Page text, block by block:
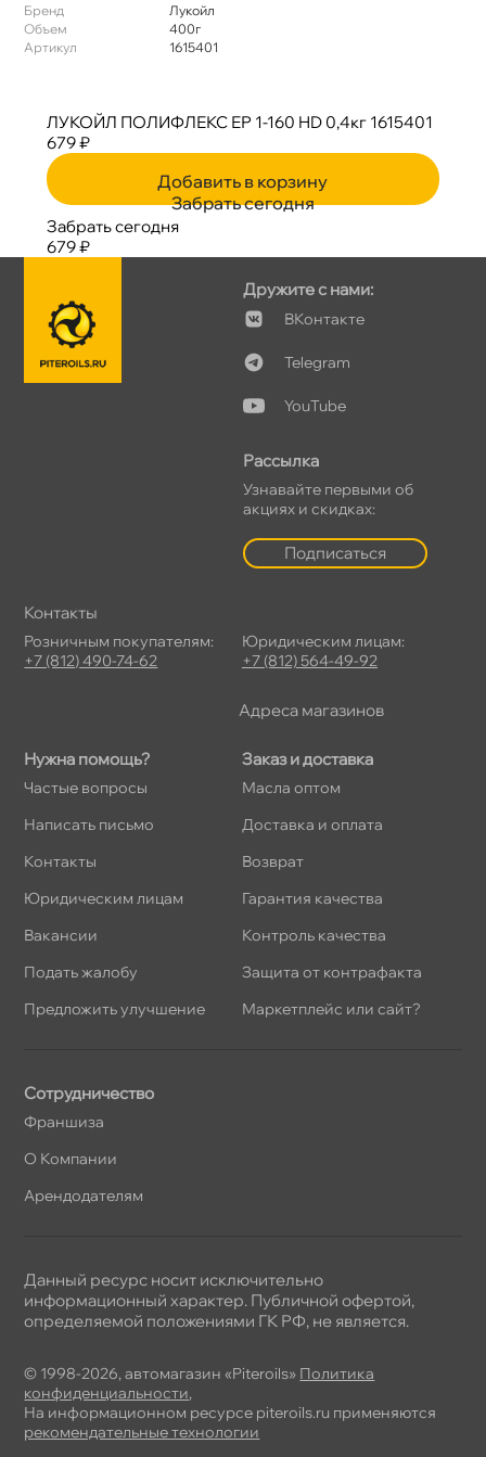
Бренд
Лукойл
Объем
400
Артикул
1615401
ЛУКОЙЛ ПОЛИФЛЕКС ЕР 1-160 HD 0,4кг 1615401
679 ₽
Добавить в корзину
Забрать сегодня
Забрать сегодня
679 ₽
Нужна помощь?
Частые вопросы
Написать письмо
Контакты
Юридическим лицам
акансии
Подать жалобу
Предложить улучшение
Заказ и доставка
Масла оптом
Доставка и оплата
озврат
Гарантия качества
Контроль качества
Защита от контрафакта
Маркетплейс или сайт?
Дружите с нами:
Контакте
Telegram
YouTube
Рассылка
Узнавайте первыми о
акциях и скидках:
Подписаться
Сотрудничество
Франшиза
О Компании
Арендодателям
Контакты
Розничным покупателям:
+7 (812) 490-74-62
Юридическим лицам:
+7 (812) 564-49-92
Адреса магазино
© 1998-2026, автомагазин «Piteroils» Политика
конфиденциальности,
На информационном ресурсе piteroils.ru применяются
рекомендательные технологии
Данный ресурс носит исключительно
информационный характер. Публичной офертой,
определяемой положениями ГК РФ, не является.